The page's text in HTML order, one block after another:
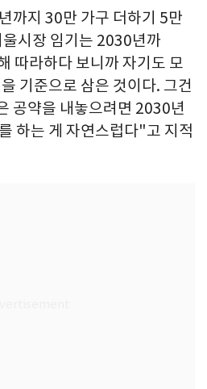
까지 30만 가구 더하기 5만
시장 임기는 2030년까
따라하다 보니까 자기도 모
기준으로 삼은 것이다. 그건
공약을 내놓으려면 2030년
하는 게 자연스럽다"고 지적